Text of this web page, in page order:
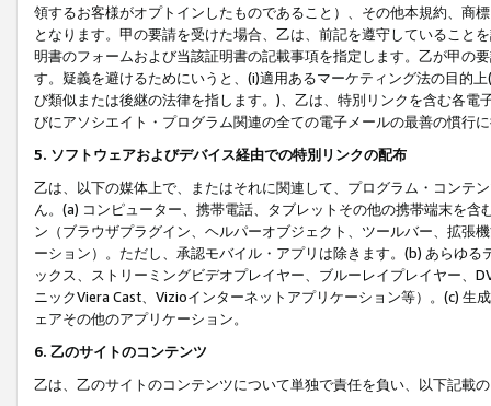
領するお客様がオプトインしたものであること）、その他本規約、商
となります。甲の要請を受けた場合、乙は、前記を遵守していること
明書のフォームおよび当該証明書の記載事項を指定します。乙が甲の
す。疑義を避けるためにいうと、(i)適用あるマーケティング法の目的
び類似または後継の法律を指します。)、乙は、特別リンクを含む各
びにアソシエイト・プログラム関連の全ての電子メールの最善の慣行
5. ソフトウェアおよびデバイス経由での特別リンクの配布
乙は、以下の媒体上で、またはそれに関連して、プログラム・コンテ
ん。(a) コンピューター、携帯電話、タブレットその他の携帯端末を
ン（ブラウザプラグイン、ヘルパーオブジェクト、ツールバー、拡張
ーション）。ただし、承認モバイル・アプリは除きます。(b) あらゆ
ックス、ストリーミングビデオプレイヤー、ブルーレイプレイヤー、
ニックViera Cast、Vizioインターネットアプリケーション等）。(c)
ェアその他のアプリケーション。
6. 乙のサイトのコンテンツ
乙は、乙のサイトのコンテンツについて単独で責任を負い、以下記載